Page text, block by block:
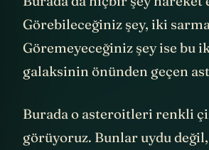
Burada da hiçbir şey hareket
Görebileceğiniz şey, iki
Göremeyeceğiniz şey ise bu
Burada o asteroitleri renkli